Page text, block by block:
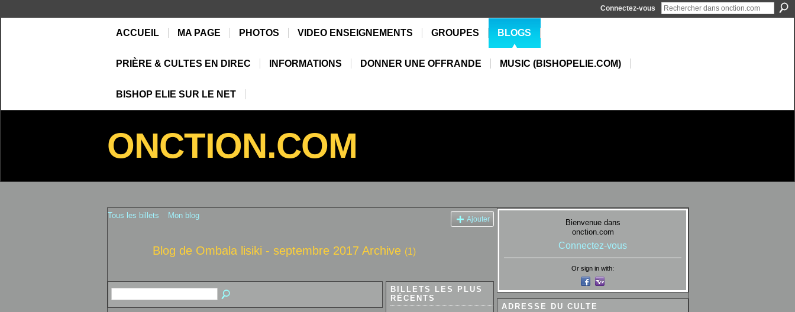
Connectez-vous
ACCUEIL MA PAGE PHOTOS VIDEO ENSEIGNEMENTS GROUPES BLOGS
PRIÈRE & CULTES EN DIREC INFORMATIONS DONNER UNE OFFRANDE MUSIC (BISHOPELIE.COM)
BISHOP ELIE SUR LE NET
ONCTION.COM
Tous les billets Mon blog Ajouter
Blog de Ombala lisiki - septembre 2017 Archive (1)
BILLETS LES PLUS
RÉCENTS
Bienvenue dans
onction.com
Connectez-vous
Or sign in with:
ADRESSE DU CULTE